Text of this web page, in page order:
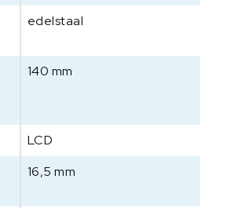
edelstaal
140 mm
LCD
16,5 mm